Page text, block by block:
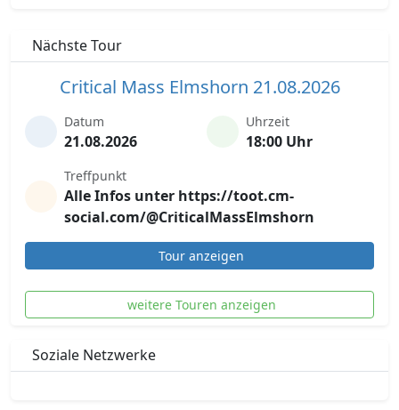
Nächste Tour
Critical Mass Elmshorn 21.08.2026
Datum
21.08.2026
Uhrzeit
18:00 Uhr
Treffpunkt
Alle Infos unter https://toot.cm-
social.com/@CriticalMassElmshorn
Tour anzeigen
weitere Touren anzeigen
Soziale Netzwerke